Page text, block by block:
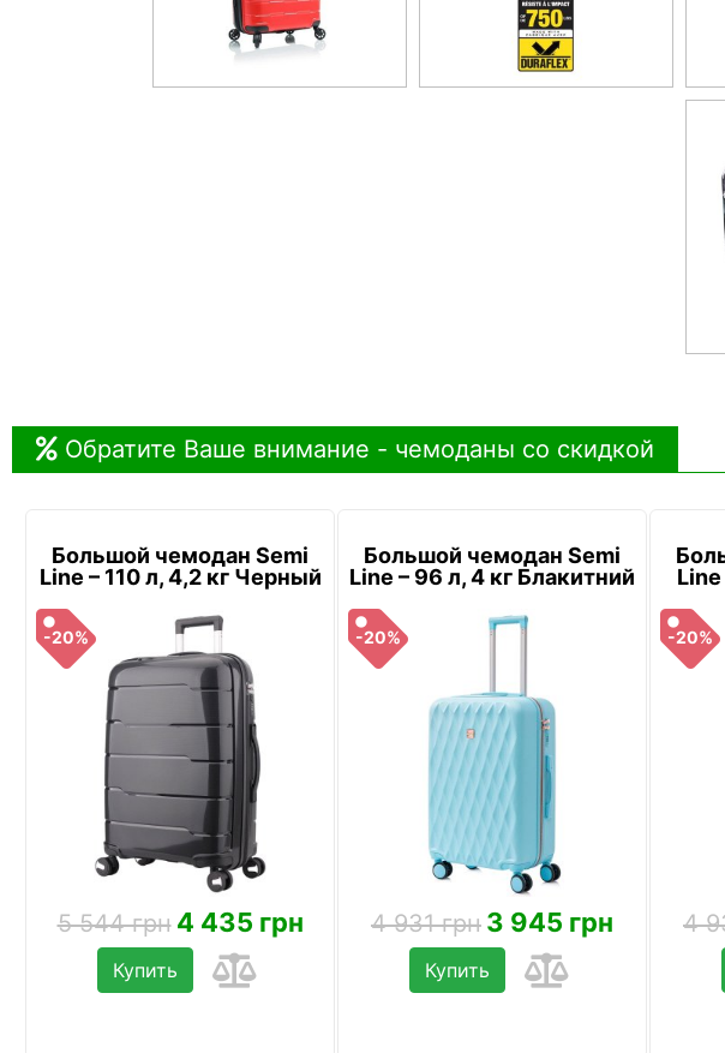
Обратите Ваше внимание - чемоданы со скидкой
Большой чемодан Semi
Line – 110 л, 4,2 кг Черный
-20%
5 544 грн 4 435 грн
Купить
Большой чемодан Semi
Line – 96 л, 4 кг Блакитний
-20%
4 931 грн 3 945 грн
Купить
-20%
4